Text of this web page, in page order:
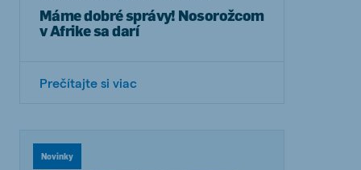
Máme dobré správy! Nosorožcom
v Afrike sa darí
Prečítajte si viac
Novinky